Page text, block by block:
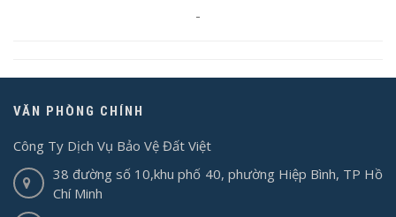
VĂN PHÒNG CHÍNH
Công Ty Dịch Vụ Bảo Vệ Đất Việt
38 đường số 10,khu phố 40, phường Hiệp Bình, TP Hồ
Chí Minh